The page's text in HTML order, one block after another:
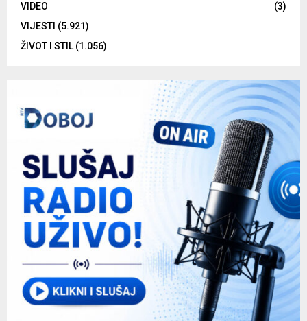
VIDEO
(3)
VIJESTI (5.921)
ŽIVOT I STIL(1.056)